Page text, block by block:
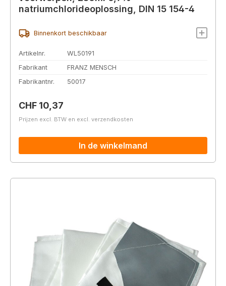
natriumchlorideoplossing, DIN 15 154-4
Binnenkort beschikbaar
Artikelnr.
WL50191
Fabrikant
FRANZ MENSCH
Fabrikantnr.
50017
Normale prijs:
CHF 10,37
Prijzen excl. BTW en excl. verzendkosten
In de winkelmand